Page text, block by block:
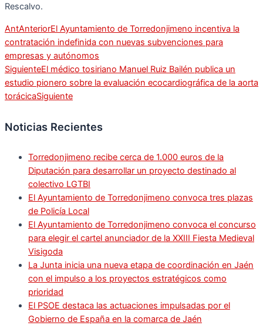
Rescalvo.
AntAnteriorEl Ayuntamiento de Torredonjimeno incentiva la
contratación indefinida con nuevas subvenciones para
empresas y autónomos
SiguienteEl médico tosiriano Manuel Ruiz Bailén publica un
estudio pionero sobre la evaluación ecocardiográfica de la aorta
torácicaSiguiente
Noticias Recientes
Torredonjimeno recibe cerca de 1.000 euros de la
Diputación para desarrollar un proyecto destinado al
colectivo LGTBI
El Ayuntamiento de Torredonjimeno convoca tres plazas
de Policía Local
El Ayuntamiento de Torredonjimeno convoca el concurso
para elegir el cartel anunciador de la XXIII Fiesta Medieval
Visigoda
La Junta inicia una nueva etapa de coordinación en Jaén
con el impulso a los proyectos estratégicos como
prioridad
El PSOE destaca las actuaciones impulsadas por el
Gobierno de España en la comarca de Jaén